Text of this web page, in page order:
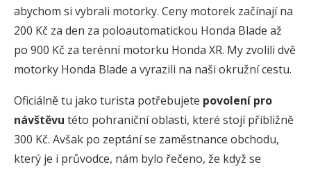
abychom si vybrali motorky. Ceny motorek začínají na
200 Kč za den za poloautomatickou Honda Blade až
po 900 Kč za terénní motorku Honda XR. My zvolili dvě
motorky Honda Blade a vyrazili na naši okružní cestu.
Oficiálně tu jako turista potřebujete povolení pro
návštěvu této pohraniční oblasti, které stojí přibližně
300 Kč. Avšak po zeptání se zaměstnance obchodu,
který je i průvodce, nám bylo řečeno, že když se